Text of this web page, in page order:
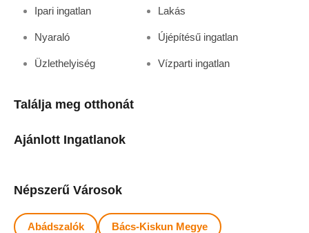
Ipari ingatlan Lakás
Nyaraló Újépítésű ingatlan
Üzlethelyiség Vízparti ingatlan
Találja meg otthonát
Ajánlott Ingatlanok
Népszerű Városok
Abádszalók Bács-Kiskun Megye